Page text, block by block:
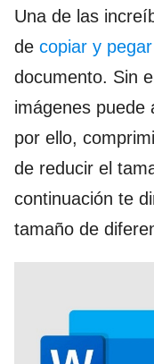
Una de las
de copiar y
documento. Sin
imágenes puede
por ello,
de reducir el
continuación te
tamaño de